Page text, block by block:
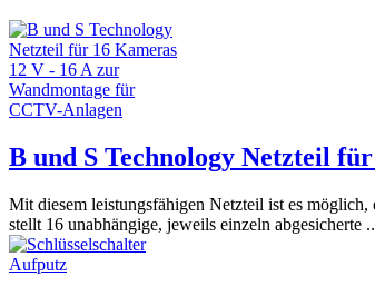
B und S Technology Netzteil
Mit diesem leistungsfähigen Netzteil ist es
stellt 16 unabhängige, jeweils einzeln abgesicherte